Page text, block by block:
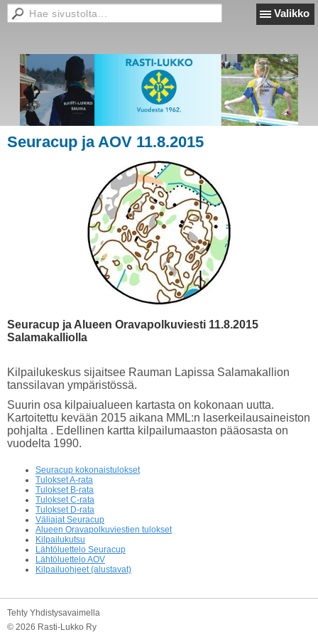
Valikko
Seuracup ja AOV 11.8.2015
Seuracup ja Alueen Oravapolkuviesti 11.8.2015
Salamakalliolla
Kilpailukeskus sijaitsee Rauman Lapissa Salamakallion
tanssilavan ympäristössä.
Suurin osa kilpaiualueen kartasta on kokonaan uutta.
Kartoitettu kevään 2015 aikana MML:n laserkeilausaineiston
pohjalta . Edellinen kartta kilpailumaaston pääosasta on
vuodelta 1990.
Seuracup kokonaistulokset
Tulokset A-rata
Tulokset B-rata
Tulokset C-rata
Tulokset D-rata
Väliajat Seuracup
Alueen Oravapolkuviestien tulokset
Kilpailukutsu
Lähtöluettelo Seuracup
Lähtöluettelo AOV
Kilpailuohjeet (alustavat)
Tehty Yhdistysavaimella
© 2026 Rasti-Lukko Ry